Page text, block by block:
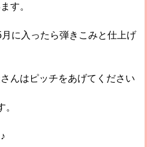
す。
に入ったら弾きこみと仕上げ
んはピッチをあげてください